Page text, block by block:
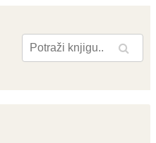
Pretraga